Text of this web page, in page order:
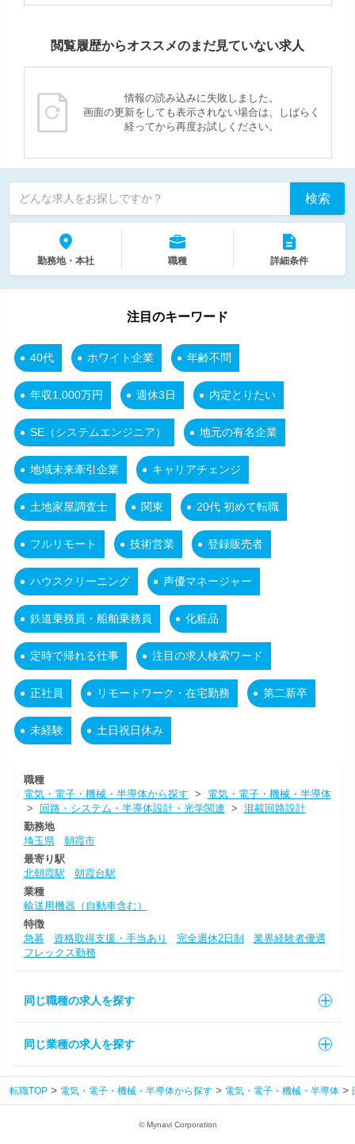
閲覧履歴からオススメのまだ見ていない求人
情報の読み込みに失敗しました。
画面の更新をしても表示されない場合は、しばらく
経ってから再度お試しください。
どんな求人をお探しですか？ 検索
勤務地・本社 職種 詳細条件
注目のキーワード
40代 ホワイト企業 年齢不問
年収1,000万円 週休3日 内定とりたい
SE（システムエンジニア） 地元の有名企業
地域未来牽引企業 キャリアチェンジ
土地家屋調査士 関東 20代 初めて転職
フルリモート 技術営業 登録販売者
ハウスクリーニング 声優マネージャー
鉄道乗務員・船舶乗務員 化粧品
定時で帰れる仕事 注目の求人検索ワード
正社員 リモートワーク・在宅勤務 第二新卒
未経験 土日祝日休み
職種
電気・電子・機械・半導体から探す > 電気・電子・機械・半導体
>
回路・システム・半導体設計・光学関連 > 混載回路設計
勤務地
埼玉県
朝霞市
最寄り駅
北朝霞駅
朝霞台駅
業種
輸送用機器（自動車含む）
特徴
急募
資格取得支援・手当あり 完全週休2日制
業界経験者優遇
フレックス勤務
同じ職種の求人を探す
同じ業種の求人を探す
転職TOP 電気・電子・機械・半導体から探す 電気・電子・機械・半導体
© Mynavi Corporation